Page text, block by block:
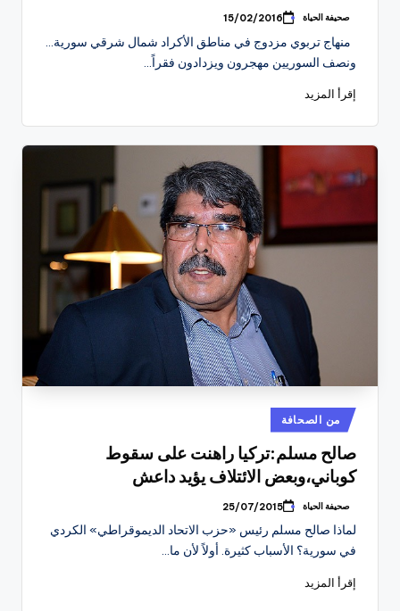
تمّ
بواسطة
صحيفة الحياة 15/02/2016
منهاج تربوي مزدوج في مناطق الأكراد شمال شرقي سورية...
ونصف السوريين مهجرون ويزدادون فقراً…
إقرأ المزيد
نُشر
في
من الصحافة
صالح مسلم:تركيا راهنت على سقوط
كوباني،وبعض الائتلاف يؤيد داعش
تمّ
بواسطة
صحيفة الحياة 25/07/2015
لماذا صالح مسلم رئيس «حزب الاتحاد الديموقراطي» الكردي
في سورية؟ الأسباب كثيرة. أولاً لأن ما…
إقرأ المزيد